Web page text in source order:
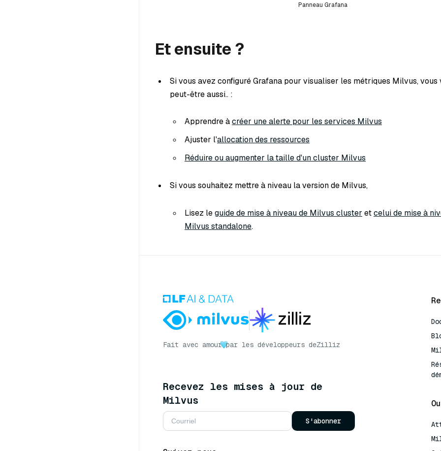
Panneau Grafana
Et ensuite ?
Si vous avez configuré Grafana pour visualiser les métriques Milvus, vous
peut-être aussi.. :
Apprendre àcréer une alerte pour les services Milvus
Ajuster l'allocation des ressources
Réduire ou augmenter la taille d'un cluster Milvus
Si vous souhaitez mettre à niveau la version de Milvus,
Lisez leguide de mise à niveau de Milvus cluster etcelui de mise à
Milvus standalone.
Fait avec amour par les développeurs deZilliz
Recevez les mises à jour de
Milvus
S'abonner